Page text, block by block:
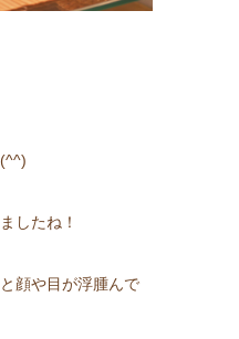
したね！
顔や目が浮腫んで